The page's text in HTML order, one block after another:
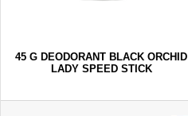
45 G DEODORANT BLACK ORCHID
LADY SPEED STICK